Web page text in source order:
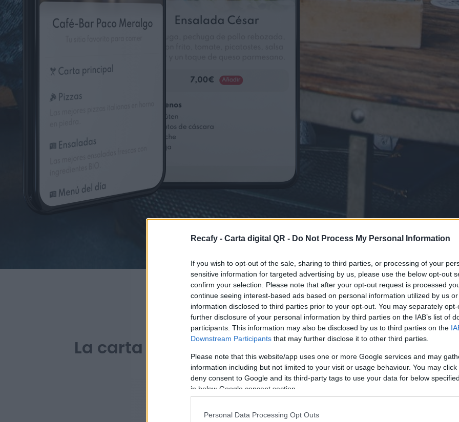
Recafy - Carta digital QR - Do Not Process My Personal Information
If you wish to opt-out of the sale, sharing to third parties, or processing of your
sensitive information for targeted advertising by us, please use the below opt-out
confirm your selection. Please note that after your opt-out request is processed
continue seeing interest-based ads based on personal information utilized by us
information disclosed to third parties prior to your opt-out. You may separately
further disclosure of your personal information by third parties on the IAB’s list of
participants. This information may also be disclosed by us to third parties on the
Downstream Participants that may further disclose it to other third parties.
Please note that this website/app uses one or more Google services and may
information including but not limited to your visit or usage behaviour. You may
deny consent to Google and its third-party tags to use your data for below
in below Google consent section.
Personal Data Processing Opt Outs
PARA BARES Y RESTAURANTES DE TAMAULIPAS
La carta digital definitiva para tu bar o